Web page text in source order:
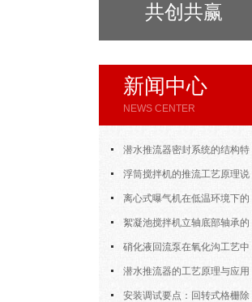
共创共赢
新闻中心
NEWS CENTER
潜水推流器密封系统的结构特
点与渗漏故障处理
浮筒搅拌机的推流工艺原理说
明 离心式曝气机在低温环境下的
运行特性与防冻措施
絮凝池搅拌机立轴底部轴承的
密封防水与免维护设计
硝化液回流泵在氧化沟工艺中
的布置位置对回流效果的影响
潜水推流器的工艺原理与应用
逻辑安装调试要点：回转式格栅除